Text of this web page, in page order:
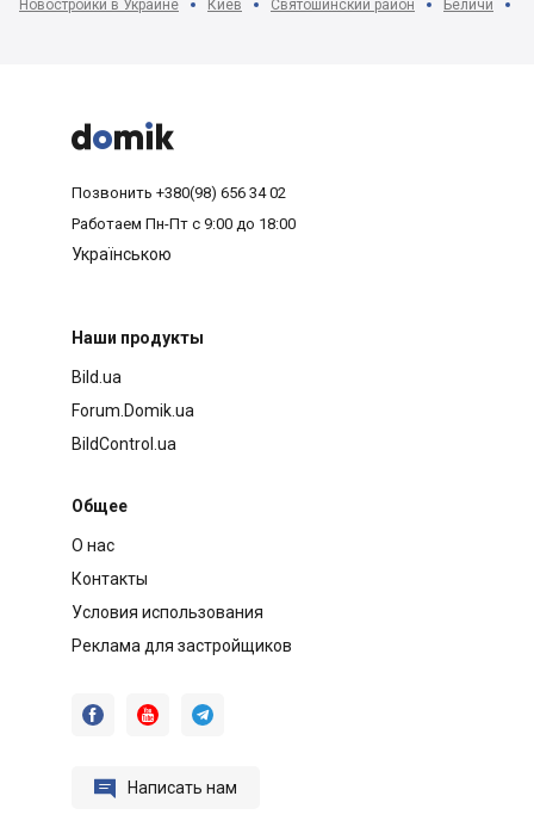
Новостройки в Украине Киев Святошинский район Беличи



Позвонить +380(98) 656 34 02
Работаем Пн-Пт с 9:00 до 18:00
Українською
Наши продукты
Bild.ua
Forum.Domik.ua
BildControl.ua
Общее
О нас
Контакты
Условия использования
Реклама для застройщиков
  
 Написать нам